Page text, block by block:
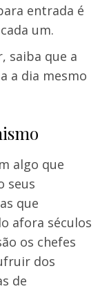
entrada é
um.
saiba que a
a dia mesmo
algo que
seus
que
afora séculos
os chefes
dos
de